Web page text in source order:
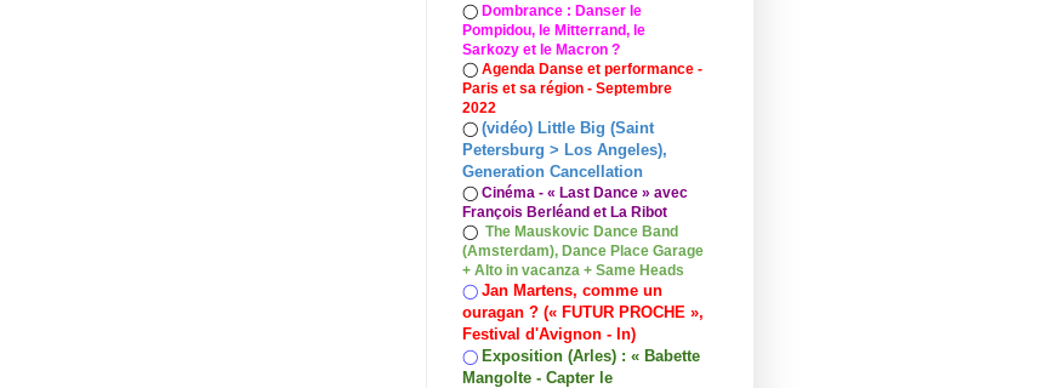
◯ Dombrance : Danser le
Pompidou, le Mitterrand, le
Sarkozy et le Macron ?
◯ Agenda Danse et performance -
Paris et sa région - Septembre
2022
◯ (vidéo) Little Big (Saint
Petersburg > Los Angeles),
Generation Cancellation
◯ Cinéma - « Last Dance » avec
François Berléand et La Ribot
◯ The Mauskovic Dance Band
(Amsterdam), Dance Place Garage
+ Alto in vacanza + Same Heads
◯ Jan Martens, comme un
ouragan ? (« FUTUR PROCHE »,
Festival d'Avignon - In)
◯ Exposition (Arles) : « Babette
Mangolte - Capter le